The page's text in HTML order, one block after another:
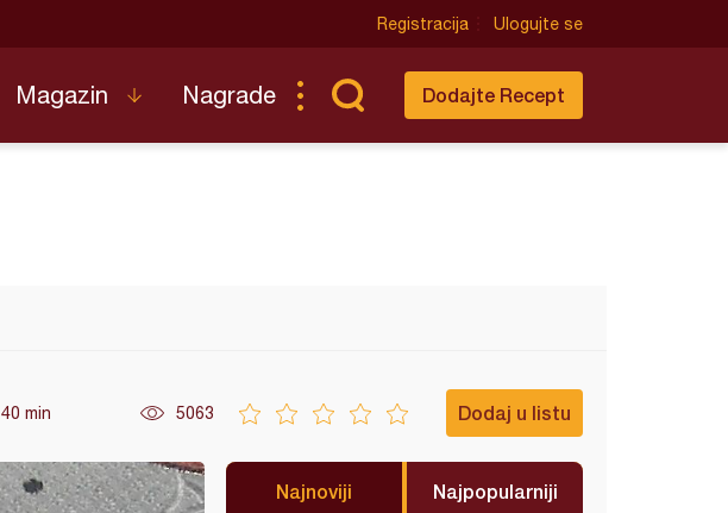
Registracija Ulogujte se
Magazin Nagrade Dodajte Recept
40 min 5063 Dodaj u listu
Najnoviji Najpopularniji